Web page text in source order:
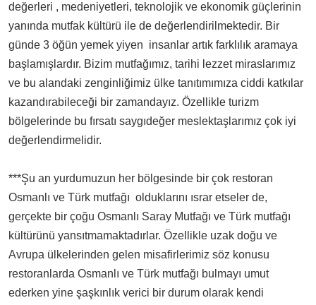
değerleri , medeniyetleri, teknolojik ve ekonomik güçlerinin
yanında mutfak kültürü ile de değerlendirilmektedir. Bir
günde 3 öğün yemek yiyen insanlar artık farklılık aramaya
başlamışlardır. Bizim mutfağımız, tarihi lezzet miraslarımız
ve bu alandaki zenginliğimiz ülke tanıtımımıza ciddi katkılar
kazandırabileceği bir zamandayız. Özellikle turizm
bölgelerinde bu fırsatı saygıdeğer meslektaşlarımız çok iyi
değerlendirmelidir.
***Şu an yurdumuzun her bölgesinde bir çok restoran
Osmanlı ve Türk mutfağı olduklarını ısrar etseler de,
gerçekte bir çoğu Osmanlı Saray Mutfağı ve Türk mutfağı
kültürünü yansıtmamaktadırlar. Özellikle uzak doğu ve
Avrupa ülkelerinden gelen misafirlerimiz söz konusu
restoranlarda Osmanlı ve Türk mutfağı bulmayı umut
ederken yine şaşkınlık verici bir durum olarak kendi